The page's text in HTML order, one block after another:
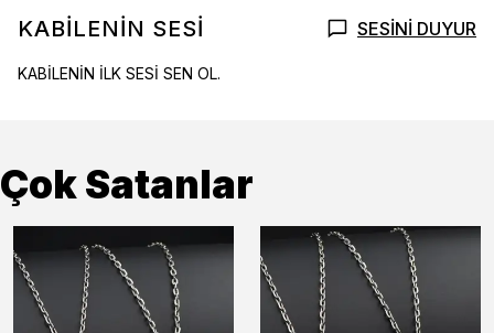
KABİLENİN SESİ SESİNİ DUYUR
KABİLENİN İLK SESİ SEN OL.
Çok Satanlar